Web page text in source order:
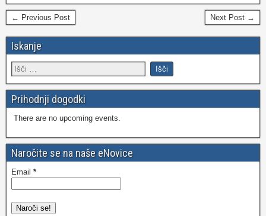
← Previous Post Next Post →
Iskanje
Prihodnji dogodki
There are no upcoming events.
Naročite se na naše eNovice
Email *